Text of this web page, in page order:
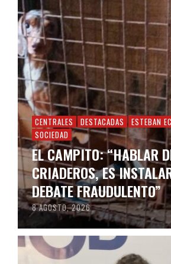
CENTRALES DESTACADAS
ESTEBAN
SOCIEDAD
EL CAMPITO: “HABLAR
CRIADEROS, ES
DEBATE FRAUDULENTO”
8 AGOSTO, 2026